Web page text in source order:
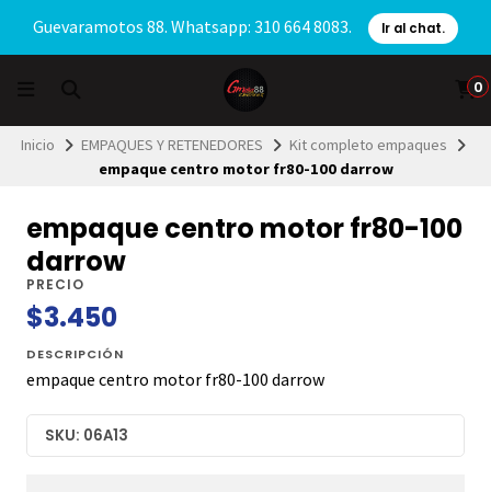
Guevaramotos 88. Whatsapp: 310 664 8083. Ir al chat.
0
Inicio EMPAQUES Y RETENEDORES
Kit completo empaques
empaque centro motor fr80-100 darrow
empaque centro motor fr80-100
darrow
PRECIO
$3.450
DESCRIPCIÓN
empaque centro motor fr80-100 darrow
SKU: 06A13